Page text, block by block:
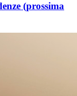
(prossima